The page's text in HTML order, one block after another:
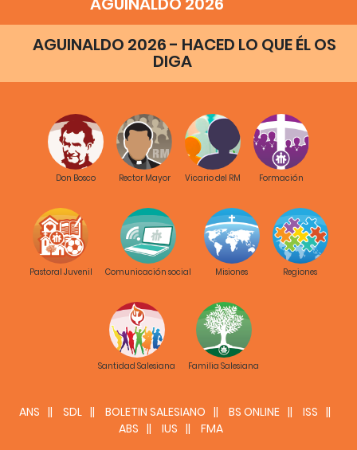
AGUINALDO 2026 - HACED LO QUE ÉL OS
DIGA
Don Bosco Rector Mayor Vicario del RM Formación
Pastoral Juvenil Comunicación social Misiones Regiones
Santidad Salesiana Familia Salesiana
ANS SDL BOLETIN SALESIANO BS ONLINE
ISS
ABS
IUS FMA